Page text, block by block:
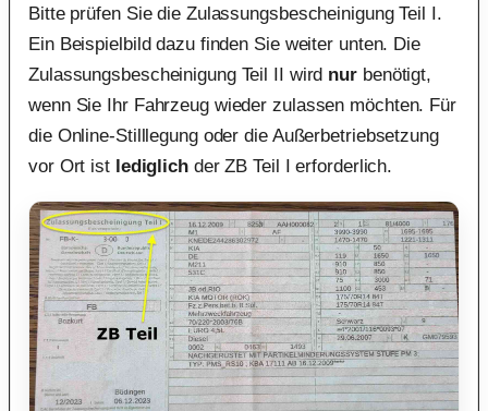
Bitte prüfen Sie die Zulassungsbescheinigung Teil I.
Ein Beispielbild dazu finden Sie weiter unten. Die
Zulassungsbescheinigung Teil II wird nur benötigt,
wenn Sie Ihr Fahrzeug wieder zulassen möchten. Für
die Online-Stilllegung oder die Außerbetriebsetzung
vor Ort ist lediglichder ZB Teil I erforderlich.